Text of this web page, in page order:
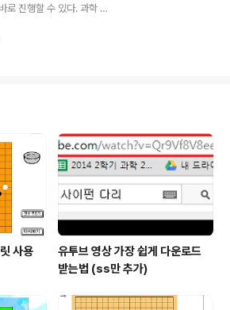
당기는 힘보다 마찰력이 더
마찰력 쪽으로 병이 끌려
로 진행할 수 있다. 과학 수
학기 말 모둠 활동으로 기록
통해 연결한다. 그럼 클립이
때문에 좀 더 협력이 필요하
해 주는 것도 좋다. 고리에
수 있다. 고리가 없으면 학생
한다. 클립이나 고리 대신 실
사용
유투브 영상 가장 쉽게 다운로드
받는법 (ss만 추가)